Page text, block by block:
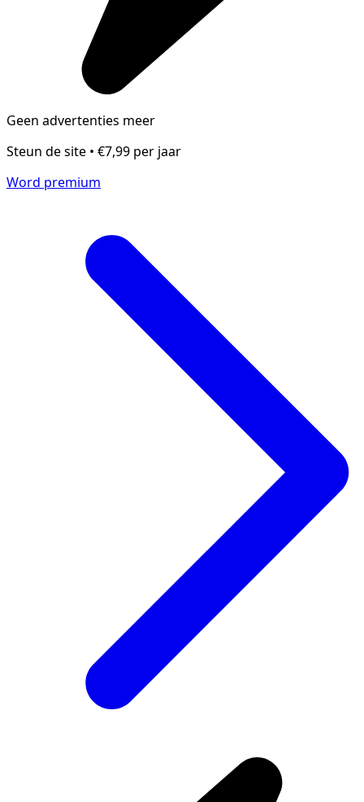
Geen advertenties meer
Steun de site • €7,99 per jaar
Word premium